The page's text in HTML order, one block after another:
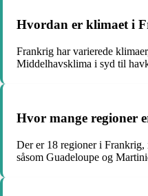
Hvordan er klimaet i
Frankrig har varierede
Middelhavsklima i syd til
Hvor mange regioner
Der er 18 regioner i
såsom Guadeloupe og